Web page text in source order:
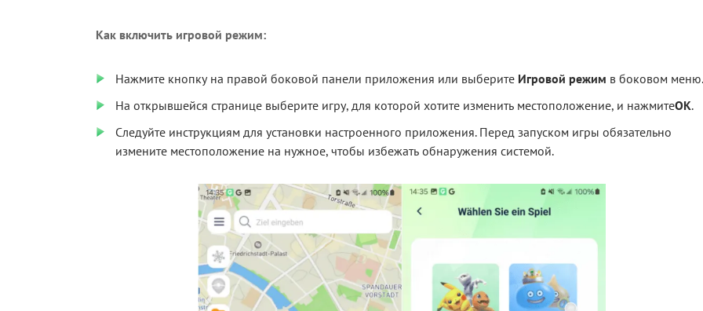
Как включить игровой режим:
Нажмите кнопку на правой боковой панели приложения или выберите Игровой режим в боковом меню.
На открывшейся странице выберите игру, для которой хотите изменить местоположение, и нажмитеOK.
Следуйте инструкциям для установки настроенного приложения. Перед запуском игры обязательно
измените местоположение на нужное, чтобы избежать обнаружения системой.